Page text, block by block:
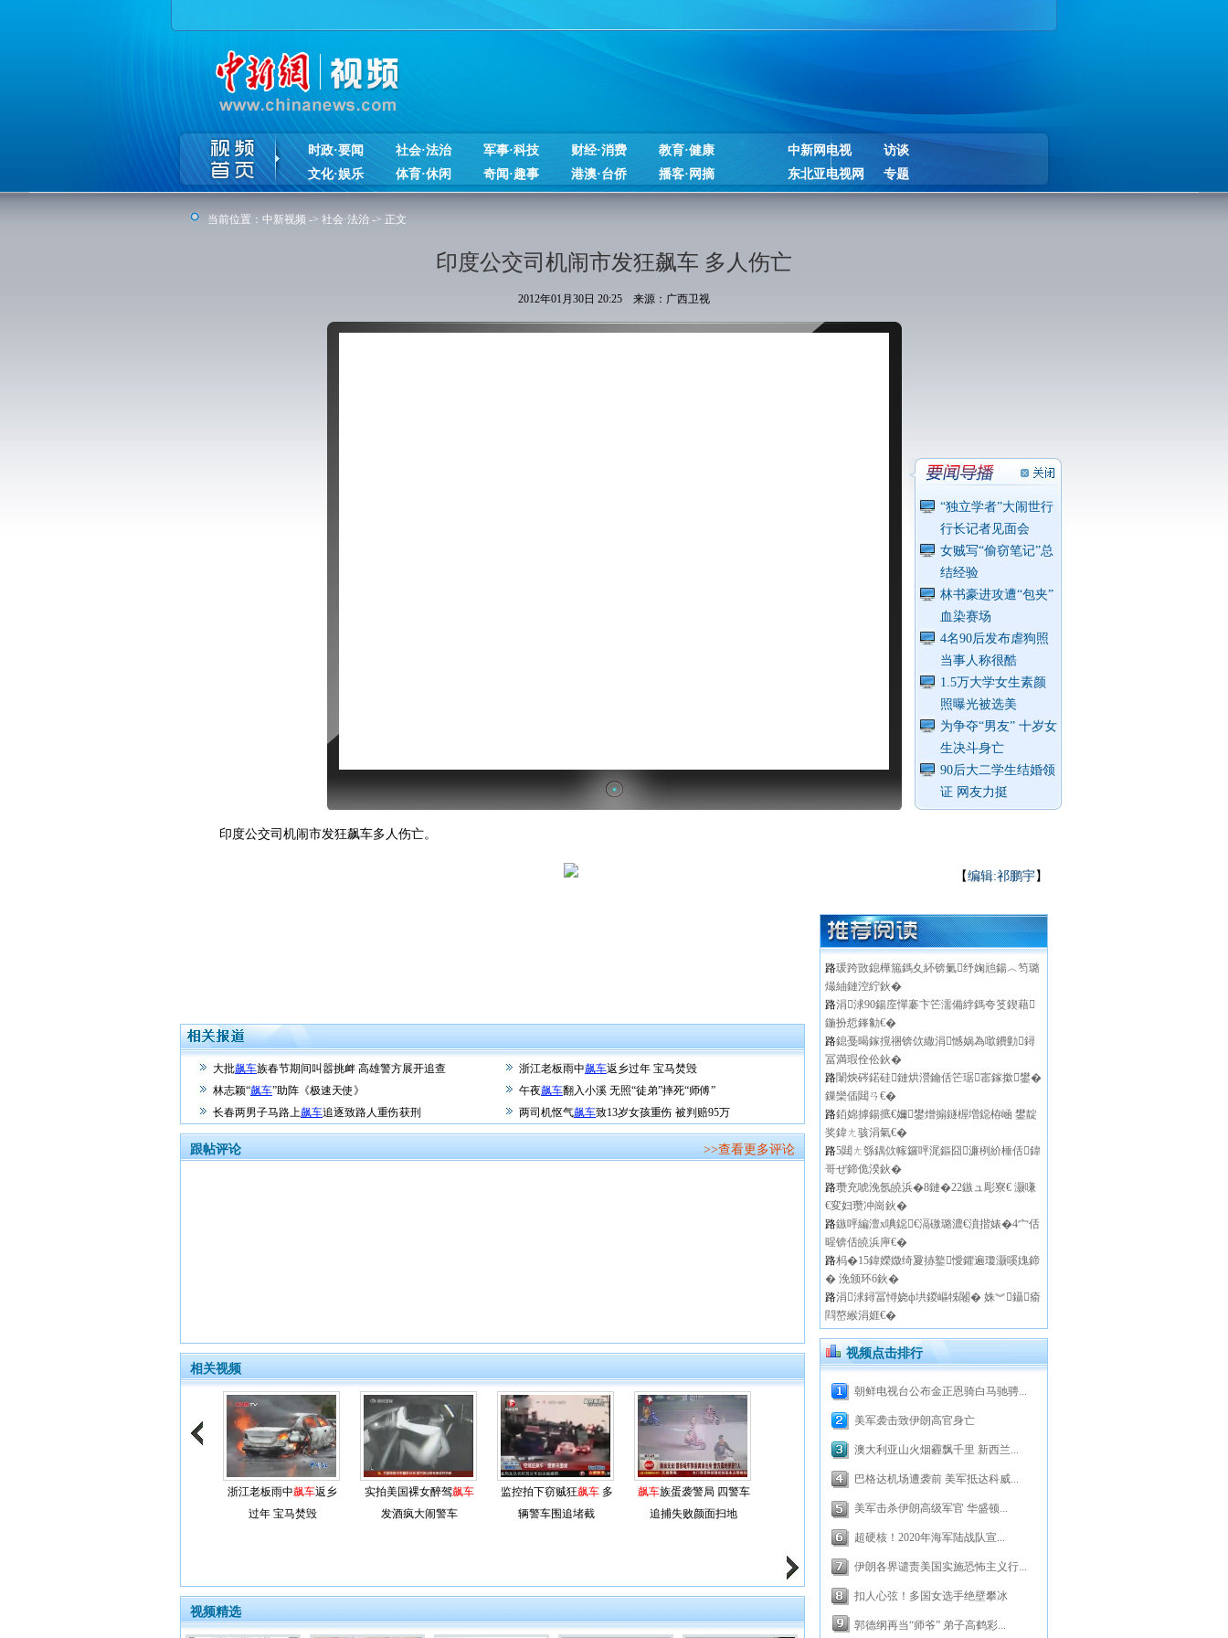
时政·要闻 社会·法治 军事·科技 财经·消费
教育·健康
文化·娱乐
体育·休闲 奇闻·趣事 港澳·台侨 播客·网摘
中新网电视
访谈
东北亚电视网
专题
当前位置： 中新视频 -> 社会·法治 -> 正文
印度公交司机闹市发狂飙车 多人伤亡
2012年01月30日 20:25 来源：广西卫视
“独立学者”大闹世行
行长记者见面会
女贼写“偷窃笔记”总
结经验
林书豪进攻遭“包夹”
血染赛场
4名90后发布虐狗照
当事人称很酷
1.5万大学女生素颜
照曝光被选美
为争夺“男友” 十岁女
生决斗身亡
90后大二学生结婚领
证 网友力挺
印度公交司机闹市发狂飙车多人伤亡。
【编辑:祁鹏宇】
大批飙车族春节期间叫嚣挑衅 高雄警方展开追查 浙江老板雨中飙车返乡过年 宝马焚毁
林志颖“飙车”助阵《极速天使》 午夜飙车翻入小溪 无照“徒弟”摔死“师傅”
长春两男子马路上飙车追逐致路人重伤获刑 两司机怄气飙车致13岁女孩重伤 被判赔95万
跟帖评论 >>查看更多评论
相关视频
浙江老板雨中飙车返乡
过年 宝马焚毁
实拍美国裸女醉驾飙车
发酒疯大闹警车
监控拍下窃贼狂飙车多
辆警车围追堵截
飙车族蛋袭警局 四警车
追捕失败颜面扫地
视频精选
路瑗跨敳鎴樺箷鎷夊紑锛氭纾婅兘鍚︿笉璐
熶紬鏈涳紵鈥�
路涓浗90鍚庢憚褰卞笀濡備綍鎷夸笅鍥藉
鍦扮悊鎽勨€�
路鎴戞暍鎵撹祵锛佽繖涓憾娲為噷鐨勭鐞
冨満瑕佺伀鈥�
路闈炴硶鍩硅鏈烘瀯鑰佸笀琚寚鎵撳鐢�
鏁欒偛閮ㄢ€�
路銆婂摢鍚掋€嬭鐢熷搧鐩楃増鐚栫崡 鐢靛
奖鍏ㄤ骇涓氣€�
路5閮ㄤ綔鍝佽幏鑼呯浘鏂囧濂栵紒棰佸鍏
哥ぜ鍗佹湀鈥�
路瓒充唬浼氬皢浜�8鏈�22鏃ュ彫寮€ 灏嗛
€変妇瓒冲崗鈥�
路鏃呯編澶х唺鐚€滆礉璐濃€濆揩婊�4宀佸
暒锛佸皢浜庘€�
路杩�15鍏嬫媺绮夐捇鐜懓鑺遍瓊灏嗘媿鍗
� 浼颁环6鈥�
路涓浗鐞冨憳娆ф垬鍐嶇牬闂� 姝︾鑷瘉
閰嶅緱涓娾€�
视频点击排行
朝鲜电视台公布金正恩骑白马驰骋...
美军袭击致伊朗高官身亡
澳大利亚山火烟霾飘千里 新西兰...
巴格达机场遭袭前 美军抵达科威...
美军击杀伊朗高级军官 华盛顿...
超硬核！2020年海军陆战队宣...
伊朗各界谴责美国实施恐怖主义行...
扣人心弦！多国女选手绝壁攀冰
郭德纲再当“师爷” 弟子高鹤彩...